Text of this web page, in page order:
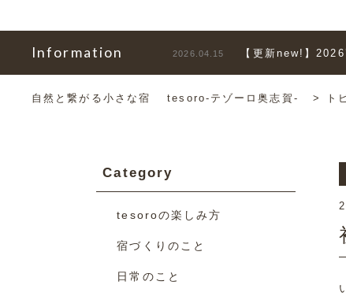
Information 2026.04.15 【更新new!】
自然と繋がる小さな宿 tesoro-テゾーロ奥志賀- > ト
Category
tesoroの楽しみ方
宿づくりのこと
日常のこと